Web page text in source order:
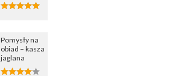
Pomysły na
obiad – kasza
jaglana